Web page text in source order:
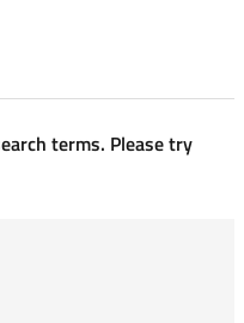
terms. Please try